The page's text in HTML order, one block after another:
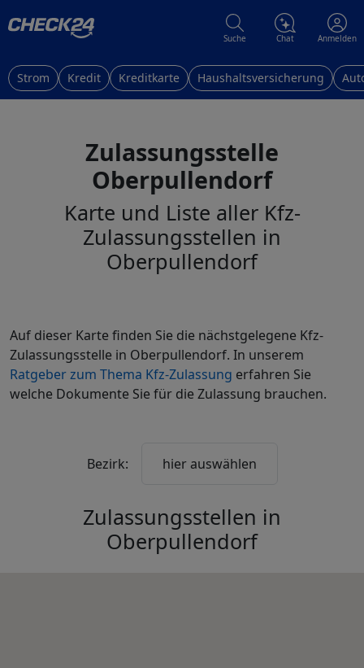
Suche Chat Anmelden
Strom Kredit Kreditkarte Haushaltsversicherung
Zulassungsstelle
Oberpullendorf
Karte und Liste aller Kfz-
Zulassungsstellen in
Oberpullendorf
Auf dieser Karte finden Sie die nächstgelegene Kfz-
Zulassungsstelle in Oberpullendorf. In unserem
Ratgeber zum Thema Kfz-Zulassung erfahren Sie
welche Dokumente Sie für die Zulassung brauchen.
Bezirk: hier auswählen
Zulassungsstellen in
Oberpullendorf